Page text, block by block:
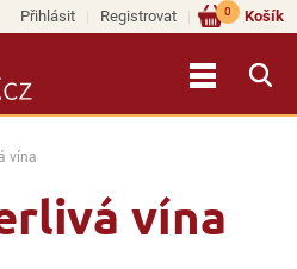
Přihlásit Registrovat Košík
0
vína
vína